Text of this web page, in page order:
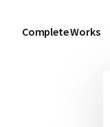
Complete Works